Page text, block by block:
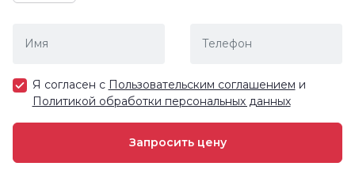
Я согласен с Пользовательским соглашением и
Политикой обработки персональных данных